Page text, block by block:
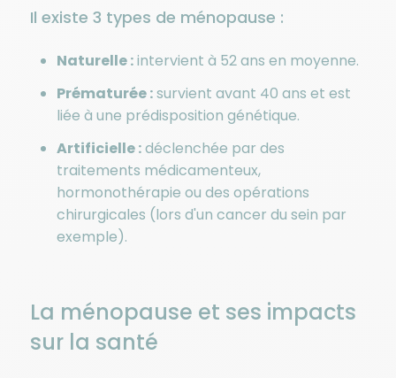
Il existe 3 types de ménopause :
Naturelle :intervient à 52 ans en moyenne.
Prématurée :survient avant 40 ans et est
liée à une prédisposition génétique.
Artificielle :déclenchée par des
traitements médicamenteux,
hormonothérapie ou des opérations
chirurgicales (lors d'un cancer du sein par
exemple).
La ménopause et ses impacts
sur la santé